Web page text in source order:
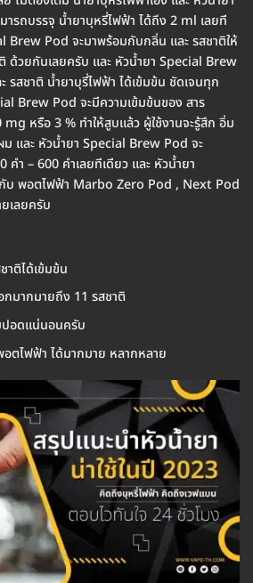
รถบรรจุ น้ำยาบุหรี่ไฟฟ้า ได้ถึง 2 ml เลยที
Brew Pod จะมาพร้อมกับกลิ่น และ รสชาติให้
ด้วยกันเลยครับ และ หัวน้ำยา Special Brew
รสชาติ น้ำยาบุรี่ไฟฟ้า ได้เข้มข้น ชัดเจนทุก
Brew Pod จะมีความเข้มข้นของ สาร
หรือ 3 % ทำให้สูบแล้ว ผู้ใช้งานจะรู้สึก อิ่ม
และ หัวน้ำยา Special Brew Pod จะ
คำ – 600 คำเลยทีเดียว และ หัวน้ำยา
บ พอตไฟฟ้า Marbo Zero Pod , Next Pod
เลยครับ
าติได้เข้มข้น
กมากมายถึง 11 รสชาติ
อดแน่นอนครับ
ตไฟฟ้า ได้มากมาย หลากหลาย